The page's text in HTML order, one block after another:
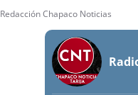
Redacción Chapaco Noticias